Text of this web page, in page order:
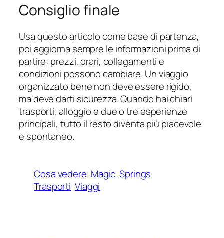
Consiglio finale
Usa questo articolo come base di partenza,
poi aggiorna sempre le informazioni prima di
partire: prezzi, orari, collegamenti e
condizioni possono cambiare. Un viaggio
organizzato bene non deve essere rigido,
ma deve darti sicurezza. Quando hai chiari
trasporti, alloggio e due o tre esperienze
principali, tutto il resto diventa più piacevole
e spontaneo.
Cosa vedere Magic Springs
Trasporti Viaggi